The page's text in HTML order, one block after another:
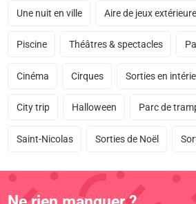
Une nuit en ville Aire de jeux extérieure
Piscine Théâtres & spectacles
Cinéma Cirques Sorties en
City trip Halloween Parc de
Saint-Nicolas Sorties de Noël